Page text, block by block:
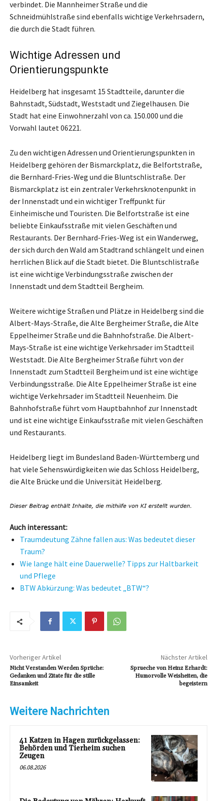
verbindet. Die Mannheimer Straße und die
Schneidmühlstraße sind ebenfalls wichtige Verkehrsadern,
die durch die Stadt führen.
Wichtige Adressen und
Orientierungspunkte
Heidelberg hat insgesamt 15 Stadtteile, darunter die
Bahnstadt, Südstadt, Weststadt und Ziegelhausen. Die
Stadt hat eine Einwohnerzahl von ca. 150.000 und die
Vorwahl lautet 06221.
Zu den wichtigen Adressen und Orientierungspunkten in
Heidelberg gehören der Bismarckplatz, die Belfortstraße,
die Bernhard-Fries-Weg und die Bluntschlistraße. Der
Bismarckplatz ist ein zentraler Verkehrsknotenpunkt in
der Innenstadt und ein wichtiger Treffpunkt für
Einheimische und Touristen. Die Belfortstraße ist eine
beliebte Einkaufsstraße mit vielen Geschäften und
Restaurants. Der Bernhard-Fries-Weg ist ein Wanderweg,
der sich durch den Wald am Stadtrand schlängelt und einen
herrlichen Blick auf die Stadt bietet. Die Bluntschlistraße
ist eine wichtige Verbindungsstraße zwischen der
Innenstadt und dem Stadtteil Bergheim.
Weitere wichtige Straßen und Plätze in Heidelberg sind die
Albert-Mays-Straße, die Alte Bergheimer Straße, die Alte
Eppelheimer Straße und die Bahnhofstraße. Die Albert-
Mays-Straße ist eine wichtige Verkehrsader im Stadtteil
Weststadt. Die Alte Bergheimer Straße führt von der
Innenstadt zum Stadtteil Bergheim und ist eine wichtige
Verbindungsstraße. Die Alte Eppelheimer Straße ist eine
wichtige Verkehrsader im Stadtteil Neuenheim. Die
Bahnhofstraße führt vom Hauptbahnhof zur Innenstadt
und ist eine wichtige Einkaufsstraße mit vielen Geschäften
und Restaurants.
Heidelberg liegt im Bundesland Baden-Württemberg und
hat viele Sehenswürdigkeiten wie das Schloss Heidelberg,
die Alte Brücke und die Universität Heidelberg.
Auch interessant:
Traumdeutung Zähne fallen aus: Was bedeutet dieser
Traum?
Wie lange hält eine Dauerwelle? Tipps zur Haltbarkeit
und Pflege
BTW Abkürzung: Was bedeutet „BTW“?
Vorheriger Artikel
Nicht Verstanden Werden Sprüche:
Gedanken und Zitate für die stille
Einsamkeit
Nächster Artikel
Sprueche von Heinz Erhardt:
Humorvolle Weisheiten, die
begeistern
Weitere Nachrichten
41 Katzen in Hagen zurückgelassen:
Behörden und Tierheim suchen
Zeugen
06.08.2026